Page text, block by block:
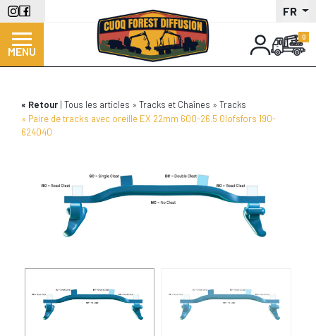
Aller
au
contenu
principal
FR
MENU
Retour Tous les articles Tracks et Chaînes
Tracks
Paire de tracks avec oreille EX 22mm 600-26.5 Olofsfors 190-
624040